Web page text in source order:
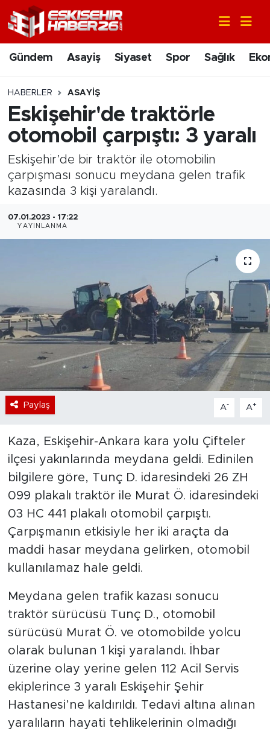
Gündem Asayiş Siyaset Spor Sağlık
HABERLER ASAYIŞ
Eskişehir'de traktörle
otomobil çarpıştı: 3 yaralı
Eskişehir’de bir traktör ile otomobilin
çarpışması sonucu meydana gelen trafik
kazasında 3 kişi yaralandı.
07.01.2023 - 17:22
YAYINLANMA
Paylaş A- A+
Kaza, Eskişehir-Ankara kara yolu Çifteler
ilçesi yakınlarında meydana geldi. Edinilen
bilgilere göre, Tunç D. idaresindeki 26 ZH
099 plakalı traktör ile Murat Ö. idaresindeki
03 HC 441 plakalı otomobil çarpıştı.
Çarpışmanın etkisiyle her iki araçta da
maddi hasar meydana gelirken, otomobil
kullanılamaz hale geldi.
Meydana gelen trafik kazası sonucu
traktör sürücüsü Tunç D., otomobil
sürücüsü Murat Ö. ve otomobilde yolcu
olarak bulunan 1 kişi yaralandı. İhbar
üzerine olay yerine gelen 112 Acil Servis
ekiplerince 3 yaralı Eskişehir Şehir
Hastanesi’ne kaldırıldı. Tedavi altına alınan
yaralıların hayati tehlikelerinin olmadığı
Gündem
Asayiş
Siyaset
Spor
Sağlık
Eğitim
Teknoloji
Magazin
Dünya
Sektör
Nöbetçi Eczaneler
Hava Durumu
Trafik Durumu
Süper Lig Puan Durumu ve Fikstür
Tüm Manşetler
Son Dakika Haberleri
Haber Arşivi